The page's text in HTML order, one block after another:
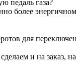
педаль газа?
более
для
и на заказ,